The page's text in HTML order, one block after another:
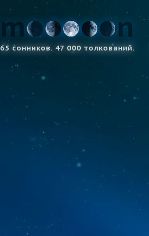
65 сонников. 47 000 толкований.